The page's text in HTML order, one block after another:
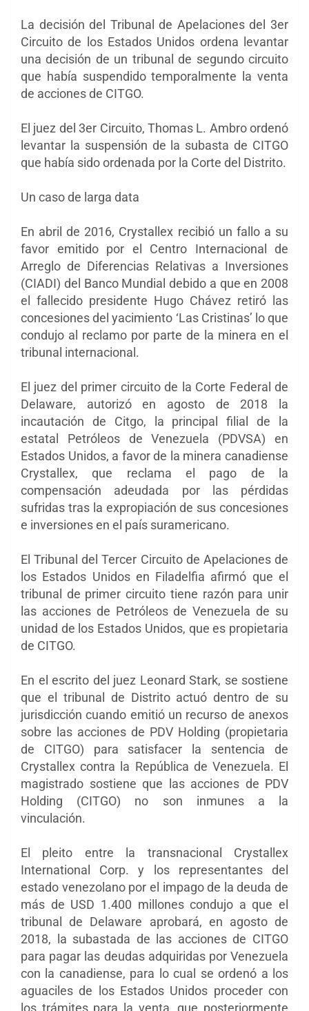
La decisión del Tribunal de Apelaciones del 3er
Circuito de los Estados Unidos ordena levantar
una decisión de un tribunal de segundo circuito
que había suspendido temporalmente la venta
de acciones de CITGO.
El juez del 3er Circuito, Thomas L. Ambro ordenó
levantar la suspensión de la subasta de CITGO
que había sido ordenada por la Corte del Distrito.
Un caso de larga data
En abril de 2016, Crystallex recibió un fallo a su
favor emitido por el Centro Internacional de
Arreglo de Diferencias Relativas a Inversiones
(CIADI) del Banco Mundial debido a que en 2008
el fallecido presidente Hugo Chávez retiró las
concesiones del yacimiento ‘Las Cristinas’ lo que
condujo al reclamo por parte de la minera en el
tribunal internacional.
El juez del primer circuito de la Corte Federal de
Delaware, autorizó en agosto de 2018 la
incautación de Citgo, la principal filial de la
estatal Petróleos de Venezuela (PDVSA) en
Estados Unidos, a favor de la minera canadiense
Crystallex, que reclama el pago de la
compensación adeudada por las pérdidas
sufridas tras la expropiación de sus concesiones
e inversiones en el país suramericano.
El Tribunal del Tercer Circuito de Apelaciones de
los Estados Unidos en Filadelfia afirmó que el
tribunal de primer circuito tiene razón para unir
las acciones de Petróleos de Venezuela de su
unidad de los Estados Unidos, que es propietaria
de CITGO.
En el escrito del juez Leonard Stark, se sostiene
que el tribunal de Distrito actuó dentro de su
jurisdicción cuando emitió un recurso de anexos
sobre las acciones de PDV Holding (propietaria
de CITGO) para satisfacer la sentencia de
Crystallex contra la República de Venezuela. El
magistrado sostiene que las acciones de PDV
Holding (CITGO) no son inmunes a la
vinculación.
El pleito entre la transnacional Crystallex
International Corp. y los representantes del
estado venezolano por el impago de la deuda de
más de USD 1.400 millones condujo a que el
tribunal de Delaware aprobará, en agosto de
2018, la subastada de las acciones de CITGO
para pagar las deudas adquiridas por Venezuela
con la canadiense, para lo cual se ordenó a los
aguaciles de los Estados Unidos proceder con
los trámites para la venta, que posteriormente